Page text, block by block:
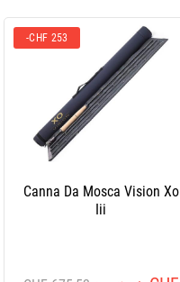
-CHF 253
Canna Da Mosca Vision Xo
Iii